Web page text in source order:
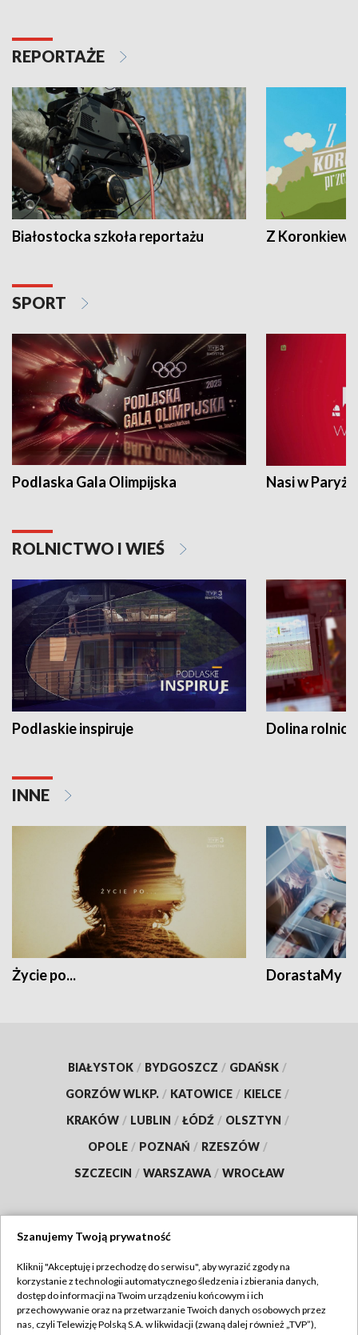
REPORTAŻE
Białostocka szkoła reportażu Z
SPORT
Podlaska Gala Olimpijska Nasi w Paryżu
ROLNICTWO I WIEŚ
Podlaskie inspiruje Dolina
INNE
Życie po... DorastaMy
BIAŁYSTOK / BYDGOSZCZ / GDAŃSK /
GORZÓW WLKP. / KATOWICE / KIELCE /
KRAKÓW / LUBLIN / ŁÓDŹ / OLSZTYN /
OPOLE / POZNAŃ / RZESZÓW /
SZCZECIN / WARSZAWA / WROCŁAW
TVP
Abonament TVP
Regulamin TVP
Szanujemy Twoją prywatność
Kliknij "Akceptuję i przechodzę do serwisu", aby wyrazić zgody na
korzystanie z technologii automatycznego śledzenia i zbierania danych,
dostęp do informacji na Twoim urządzeniu końcowym i ich
przechowywanie oraz na przetwarzanie Twoich danych osobowych przez
nas, czyli Telewizję Polską S.A. w likwidacji (zwaną dalej również „TVP”),